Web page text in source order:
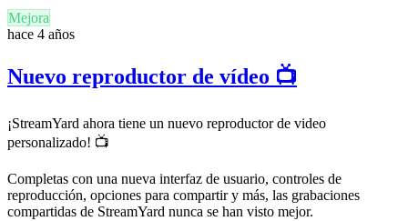
Mejora
hace 4 años
Nuevo reproductor de vídeo 📺
¡StreamYard ahora tiene un nuevo reproductor de video
personalizado! 📺
Completas con una nueva interfaz de usuario, controles de
reproducción, opciones para compartir y más, las grabaciones
compartidas de StreamYard nunca se han visto mejor.